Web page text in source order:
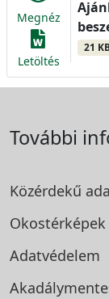
Megnéz
Letöltés
21
További
Közérdekű
Okostérképek
Adatvédelem